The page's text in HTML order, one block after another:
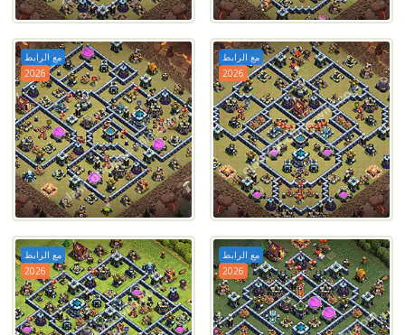
مع الرابط
2026
مع الرابط
2026
مع الرابط
2026
مع الرابط
2026